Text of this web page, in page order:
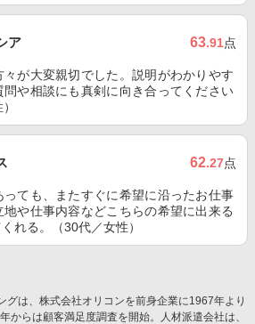
ア 63.91点
が大変親切でした。説明がわかりやす
や相談にも真剣に向き合ってください
62.27点
ても、またすぐに希望に沿ったお仕事
や仕事内容などこちらの希望に出来る
れる。（30代／女性）
グは、株式会社オリコンを前身企業に1967年より
からは顧客満足度調査を開始。人材派遣会社は、